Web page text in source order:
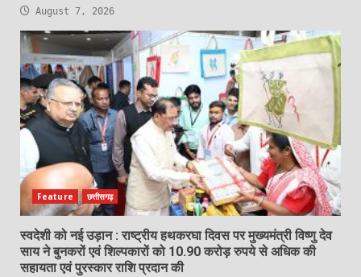
August 7, 2026
Feature छत्तीसगढ़
स्वदेशी को नई उड़ान : राष्ट्रीय हथकरघा दिवस पर मुख्यमंत्री विष्णु देव
साय ने बुनकरों एवं शिल्पकारों को 10.90 करोड़ रुपये से अधिक की
सहायता एवं पुरस्कार राशि प्रदान की